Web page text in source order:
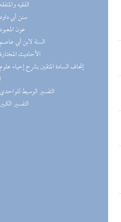
(4) الفقيه
(4) سنن أبي
(4) عون
(4) السنة لابن أبي
(4) الأحاديث
(3) التفسير الوسيط
(3) التفسير